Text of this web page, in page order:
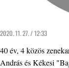
2020. 11. 27. / 12:33
40 év, 4 közös
András és Kékesi